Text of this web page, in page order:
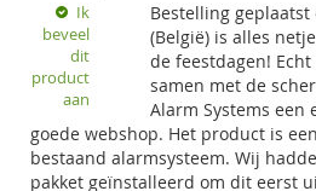
Ik
beveel
dit
product
aan
Bestelling
(België) is alles
de feestdagen!
samen met de
Alarm Systems een
goede webshop. Het product is
bestaand alarmsysteem. Wij
pakket geïnstalleerd om dit eerst